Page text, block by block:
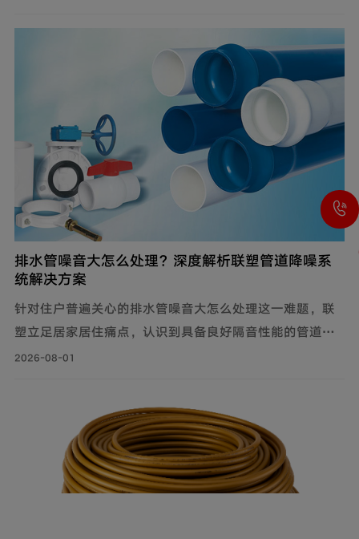
层、钢帘线增强层、聚乙烯外管层复合而成。
排水管噪音大怎么处理？深度解析联塑管道降噪系
统解决方案
针对住户普遍关心的排水管噪音大怎么处理这一难题，联
塑立足居家居住痛点，认识到具备良好隔音性能的管道系
统，能有效降低水流传递的给周围环境带来的影响，付诸
者带来福音。
2026-08-01